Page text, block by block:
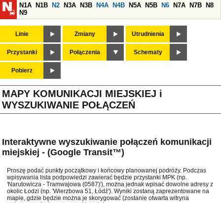
N1A
N1B N2 N3A N3B N4A N4B N5A N5B N6 N7A N7B
N8
N9
Linie Zmiany Utrudnienia
Przystanki Połączenia Schematy
Pobierz
MAPY KOMUNIKACJI MIEJSKIEJ i
WYSZUKIWANIE POŁĄCZEŃ
Interaktywne wyszukiwanie połączeń komunikacji
miejskiej - (Google Transit™)
Proszę podać punkty początkowy i końcowy planowanej podróży. Podczas
wpisywania lista podpowiedzi zawierać będzie przystanki MPK (np.
'Narutowicza - Tramwajowa (0587)'), można jednak wpisać dowolne adresy z
okolic Łodzi (np. 'Wierzbowa 51, Łódź'). Wyniki zostaną zaprezentowane na
mapie, gdzie będzie można je skorygować (zostanie otwarta witryna